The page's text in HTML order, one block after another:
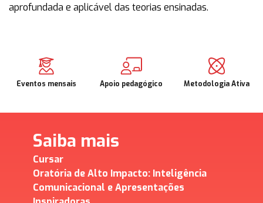
aprofundada e aplicável das teorias ensinadas.
Eventos mensais Apoio pedagógico Metodologia Ativa
Saiba mais
Cursar
Oratória de Alto Impacto: Inteligência
Comunicacional e Apresentações